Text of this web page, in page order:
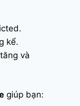
kể.
và
giúp bạn: